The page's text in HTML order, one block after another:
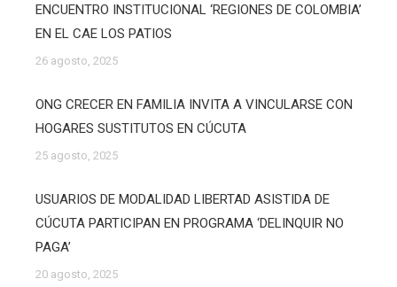
ENCUENTRO INSTITUCIONAL ‘REGIONES DE COLOMBIA’
EN EL CAE LOS PATIOS
26 agosto, 2025
ONG CRECER EN FAMILIA INVITA A VINCULARSE CON
HOGARES SUSTITUTOS EN CÚCUTA
25 agosto, 2025
USUARIOS DE MODALIDAD LIBERTAD ASISTIDA DE
CÚCUTA PARTICIPAN EN PROGRAMA ‘DELINQUIR NO
PAGA’
20 agosto, 2025